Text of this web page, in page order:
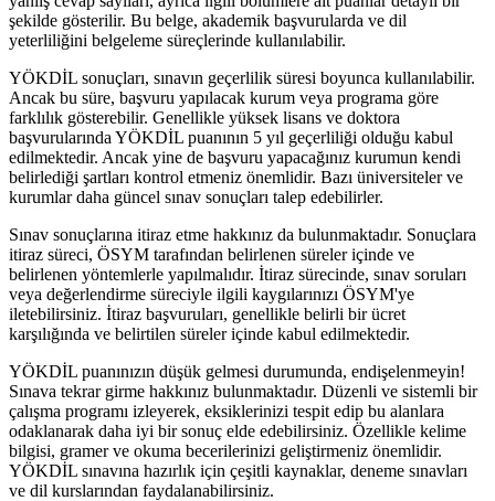
şekilde gösterilir. Bu belge, akademik başvurularda ve dil
yeterliliğini belgeleme süreçlerinde kullanılabilir.
YÖKDİL sonuçları, sınavın geçerlilik süresi boyunca kullanılabilir.
Ancak bu süre, başvuru yapılacak kurum veya programa göre
farklılık gösterebilir. Genellikle yüksek lisans ve doktora
başvurularında YÖKDİL puanının 5 yıl geçerliliği olduğu kabul
edilmektedir. Ancak yine de başvuru yapacağınız kurumun kendi
belirlediği şartları kontrol etmeniz önemlidir. Bazı üniversiteler ve
kurumlar daha güncel sınav sonuçları talep edebilirler.
Sınav sonuçlarına itiraz etme hakkınız da bulunmaktadır. Sonuçlara
itiraz süreci, ÖSYM tarafından belirlenen süreler içinde ve
belirlenen yöntemlerle yapılmalıdır. İtiraz sürecinde, sınav soruları
veya değerlendirme süreciyle ilgili kaygılarınızı ÖSYM'ye
iletebilirsiniz. İtiraz başvuruları, genellikle belirli bir ücret
karşılığında ve belirtilen süreler içinde kabul edilmektedir.
YÖKDİL puanınızın düşük gelmesi durumunda, endişelenmeyin!
Sınava tekrar girme hakkınız bulunmaktadır. Düzenli ve sistemli bir
çalışma programı izleyerek, eksiklerinizi tespit edip bu alanlara
odaklanarak daha iyi bir sonuç elde edebilirsiniz. Özellikle kelime
bilgisi, gramer ve okuma becerilerinizi geliştirmeniz önemlidir.
YÖKDİL sınavına hazırlık için çeşitli kaynaklar, deneme sınavları
ve dil kurslarından faydalanabilirsiniz.